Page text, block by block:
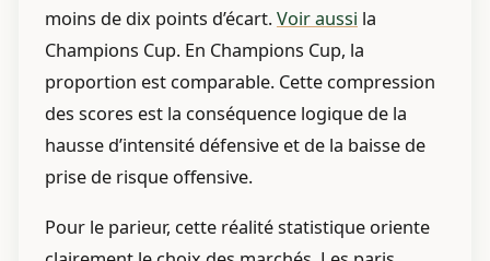
moins de dix points d’écart.Voir aussi la
Champions Cup. En Champions Cup, la
proportion est comparable. Cette compression
des scores est la conséquence logique de la
hausse d’intensité défensive et de la baisse de
prise de risque offensive.
Pour le parieur, cette réalité statistique oriente